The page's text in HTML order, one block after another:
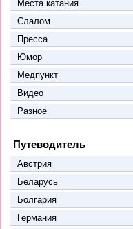
Места катания
Слалом
Пресса
Юмор
Медпункт
Видео
Разное
Путеводитель
Австрия
Беларусь
Болгария
Германия